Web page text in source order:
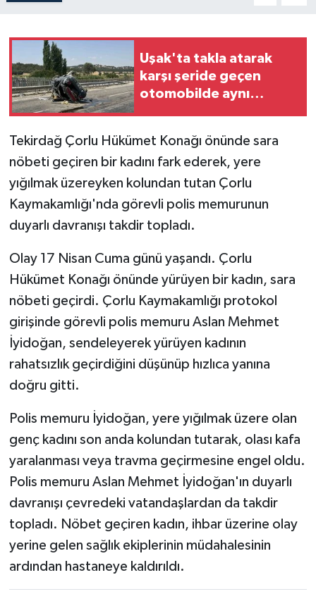
Uşak'ta takla atarak
karşı şeride geçen
otomobilde aynı
Tekirdağ Çorlu Hükümet Konağı önünde sara
nöbeti geçiren bir kadını fark ederek, yere
yığılmak üzereyken kolundan tutan Çorlu
Kaymakamlığı'nda görevli polis memurunun
duyarlı davranışı takdir topladı.
Olay 17 Nisan Cuma günü yaşandı. Çorlu
Hükümet Konağı önünde yürüyen bir kadın, sara
nöbeti geçirdi. Çorlu Kaymakamlığı protokol
girişinde görevli polis memuru Aslan Mehmet
İyidoğan, sendeleyerek yürüyen kadının
rahatsızlık geçirdiğini düşünüp hızlıca yanına
doğru gitti.
Polis memuru İyidoğan, yere yığılmak üzere olan
genç kadını son anda kolundan tutarak, olası kafa
yaralanması veya travma geçirmesine engel oldu.
Polis memuru Aslan Mehmet İyidoğan'ın duyarlı
davranışı çevredeki vatandaşlardan da takdir
topladı. Nöbet geçiren kadın, ihbar üzerine olay
yerine gelen sağlık ekiplerinin müdahalesinin
ardından hastaneye kaldırıldı.